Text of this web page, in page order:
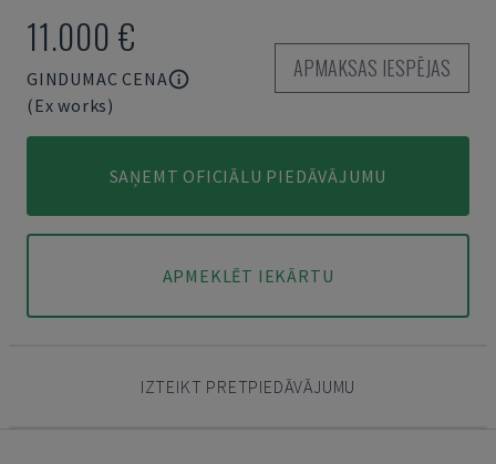
11.000 €
GINDUMAC CENA
(Ex works)
APMAKSAS IESPĒJAS
SAŅEMT OFICIĀLU PIEDĀVĀJUMU
APMEKLĒT IEKĀRTU
IZTEIKT PRETPIEDĀVĀJUMU